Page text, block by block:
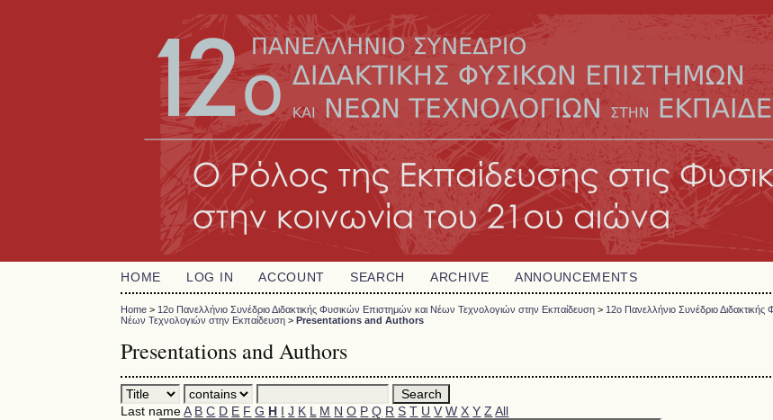
HOME LOG IN ACCOUNT SEARCH ARCHIVE ANNOUNCEMENTS
Home > 12o Πανελλήνιο Συνέδριο Διδακτικής Φυσικών Επιστημών και Νέων Τεχνολογιών στην Εκπαίδευση > 12o Πανελλήνιο Συνέδριο
Νέων Τεχνολογιών στην Εκπαίδευση >Presentations and Authors
Presentations and Authors
Last nameA B C D E F G H I J K L M N O P Q R S T U V W X Y Z All